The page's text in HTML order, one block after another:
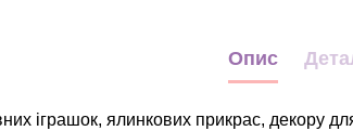
Опис
іграшок, ялинкових прикрас, декору